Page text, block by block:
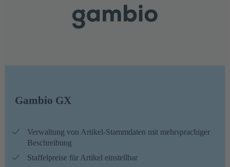
Gambio GX
Verwaltung von Artikel-Stammdaten mit mehrsprachiger
Beschreibung
Staffelpreise für Artikel einstellbar